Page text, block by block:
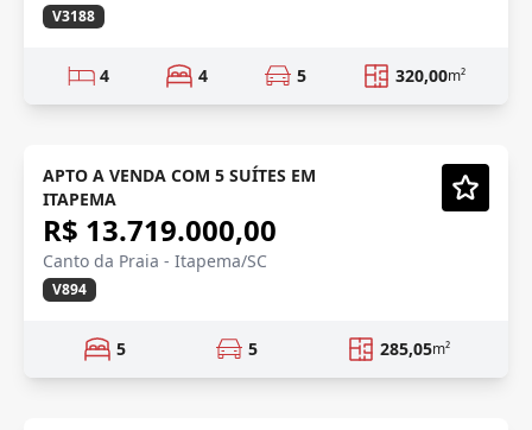
V3188
4 4 5 320,00m²
LANÇAMENTO
Vídeo
Lançamento
APTO A VENDA COM 5 SUÍTES EM
ITAPEMA
R$ 13.719.000,00
Canto da Praia - Itapema/SC
V894
5 5 285,05m²